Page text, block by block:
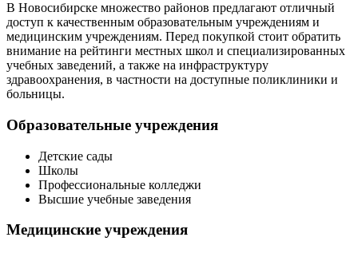
В Новосибирске множество районов предлагают отличный
доступ к качественным образовательным учреждениям и
медицинским учреждениям. Перед покупкой стоит обратить
внимание на рейтинги местных школ и специализированных
учебных заведений, а также на инфраструктуру
здравоохранения, в частности на доступные поликлиники и
больницы.
Образовательные учреждения
Детские сады
Школы
Профессиональные колледжи
Высшие учебные заведения
Медицинские учреждения